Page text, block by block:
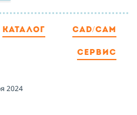
КАТАЛОГ CAD/CAM
СЕРВИС
2024